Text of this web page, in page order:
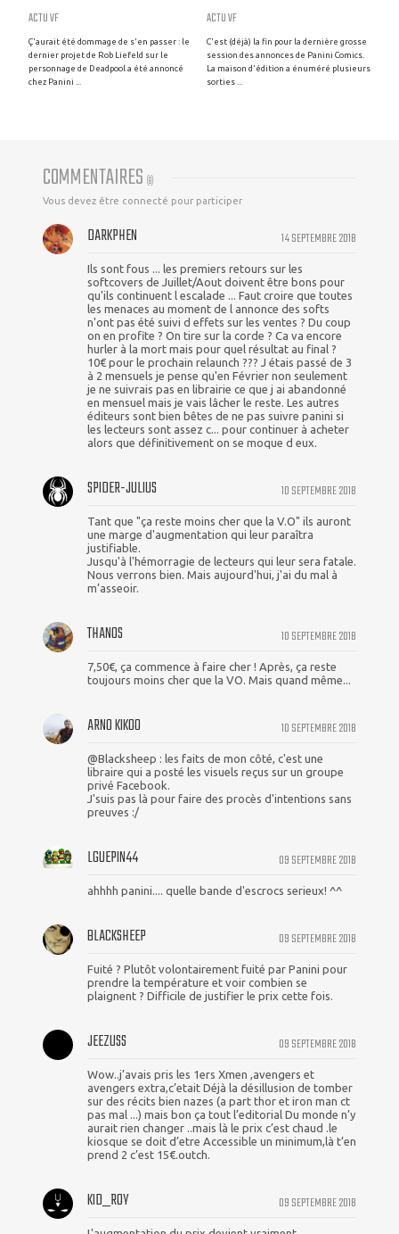
ACTU VF
Ç'aurait été dommage de s'en passer : le
dernier projet de Rob Liefeld sur le
personnage de Deadpool a été annoncé
chez Panini ...
ACTU VF
C'est (déjà) la fin pour la dernière grosse
session des annonces de Panini Comics.
La maison d'édition a énuméré plusieurs
sorties ...
COMMENTAIRES (8)
Vous devez être connecté pour participer
14 SEPTEMBRE 2018
DARKPHEN
Ils sont fous ... les premiers retours sur les
softcovers de Juillet/Aout doivent être bons pour
qu'ils continuent l escalade ... Faut croire que toutes
les menaces au moment de l annonce des softs
n'ont pas été suivi d effets sur les ventes ? Du coup
on en profite ? On tire sur la corde ? Ca va encore
hurler à la mort mais pour quel résultat au final ?
10€ pour le prochain relaunch ??? J étais passé de 3
à 2 mensuels je pense qu'en Février non seulement
je ne suivrais pas en librairie ce que j ai abandonné
en mensuel mais je vais lâcher le reste. Les autres
éditeurs sont bien bêtes de ne pas suivre panini si
les lecteurs sont assez c... pour continuer à acheter
alors que définitivement on se moque d eux.
10 SEPTEMBRE 2018
SPIDER-JULIUS
Tant que "ça reste moins cher que la V.O" ils auront
une marge d'augmentation qui leur paraîtra
justifiable.
Jusqu'à l'hémorragie de lecteurs qui leur sera fatale.
Nous verrons bien. Mais aujourd'hui, j'ai du mal à
m’asseoir.
10 SEPTEMBRE 2018
THANOS
7,50€, ça commence à faire cher ! Après, ça reste
toujours moins cher que la VO. Mais quand même...
10 SEPTEMBRE 2018
ARNO KIKOO
@Blacksheep : les faits de mon côté, c'est une
libraire qui a posté les visuels reçus sur un groupe
privé Facebook.
J'suis pas là pour faire des procès d'intentions sans
preuves :/
09 SEPTEMBRE 2018
LGUEPIN44
ahhhh panini.... quelle bande d'escrocs serieux! ^^
09 SEPTEMBRE 2018
BLACKSHEEP
Fuité ? Plutôt volontairement fuité par Panini pour
prendre la température et voir combien se
plaignent ? Difficile de justifier le prix cette fois.
09 SEPTEMBRE 2018
JEEZUSS
Wow..j’avais pris les 1ers Xmen ,avengers et
avengers extra,c’etait Déjà la désillusion de tomber
sur des récits bien nazes (a part thor et iron man ct
pas mal ...) mais bon ça tout l’editorial Du monde n’y
aurait rien changer ..mais là le prix c’est chaud .le
kiosque se doit d’etre Accessible un minimum,là t’en
prend 2 c’est 15€.outch.
09 SEPTEMBRE 2018
KID_ROY